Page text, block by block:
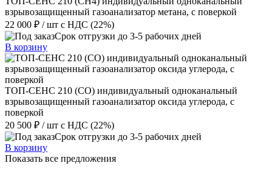
взрывозащищенный газоанализатор метана, с поверкой
22 000 ₽ / шт с НДС (22%)
Срок отгрузки до 3-5 рабочих дней
В корзину
ТОП-СЕНС 210 (СО) индивидуальный одноканальный
взрывозащищенный газоанализатор оксида углерода, с
поверкой
20 500 ₽ / шт с НДС (22%)
Срок отгрузки до 3-5 рабочих дней
В корзину
Показать все предложения